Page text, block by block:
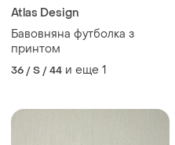
Atlas Design
Бавовняна футболка з
принтом
36 / S / 44 и еще 1